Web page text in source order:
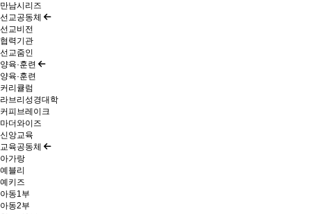
만남시리즈
선교공동체
선교비전
협력기관
선교줌인
양육·훈련
양육·훈련
커리큘럼
라브리성경대학
커피브레이크
마더와이즈
신앙교육
교육공동체
아가랑
예블리
예키즈
아동1부
아동2부